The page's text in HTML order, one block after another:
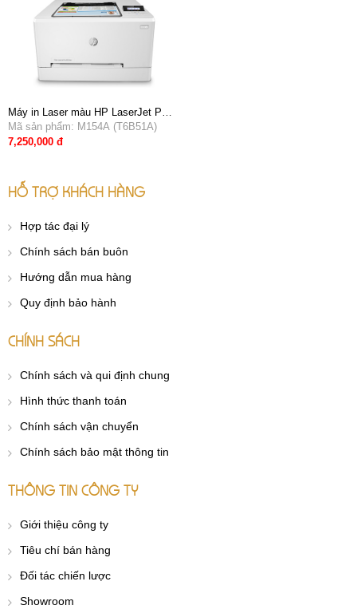
Máy in Laser màu HP LaserJet Pro
200 M154A (T6B51A)
Mã sản phẩm: M154A (T6B51A)
7,250,000 đ
HỖ TRỢ KHÁCH HÀNG
Hợp tác đại lý
Chính sách bán buôn
Hướng dẫn mua hàng
Quy định bảo hành
CHÍNH SÁCH
Chính sách và qui định chung
Hình thức thanh toán
Chính sách vận chuyển
Chính sách bảo mật thông tin
THÔNG TIN CÔNG TY
Giới thiệu công ty
Tiêu chí bán hàng
Đối tác chiến lược
Showroom